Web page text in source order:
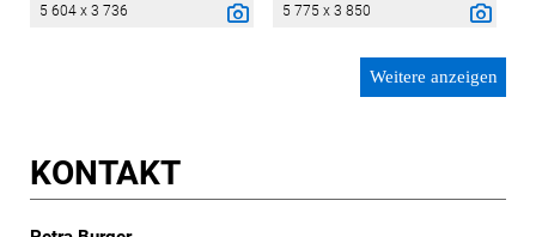
5 604 x 3 736 5 775 x 3 850
Weitere anzeigen
KONTAKT